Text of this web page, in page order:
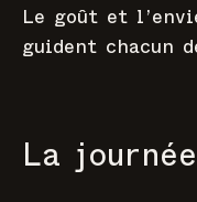
Le goût et
guident chacun
La journée